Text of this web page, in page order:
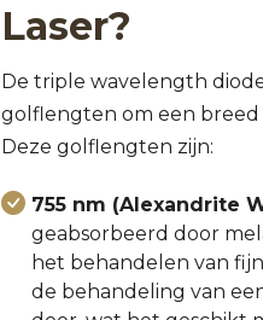
Laser?
De triple wavelength
golflengten om een breed
Deze golflengten zijn:
755 nm (Alexandrite
geabsorbeerd door
het behandelen van
de behandeling van